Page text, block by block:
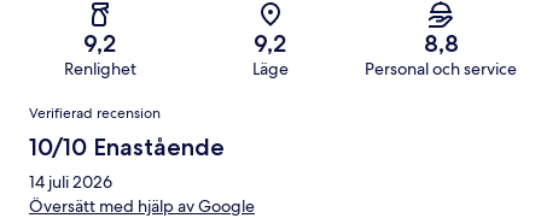
9,2
Renlighet
9,2
Läge
8,8
Personal och service
Recensioner
Verifierad recension
10/10 Enastående
14 juli 2026
Översätt med hjälp av Google